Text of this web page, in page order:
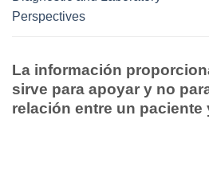
Perspectives
La información
sirve para apoyar y no
relación entre un paciente